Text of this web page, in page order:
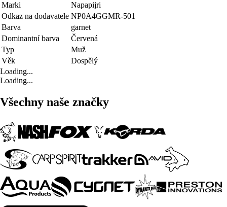
Marki
Napapijri
Odkaz na dodavatele NP0A4GGMR-501
Barva
garnet
Dominantní barva
Červená
Typ
Muž
Věk
Dospělý
Loading...
Loading...
Všechny naše značky